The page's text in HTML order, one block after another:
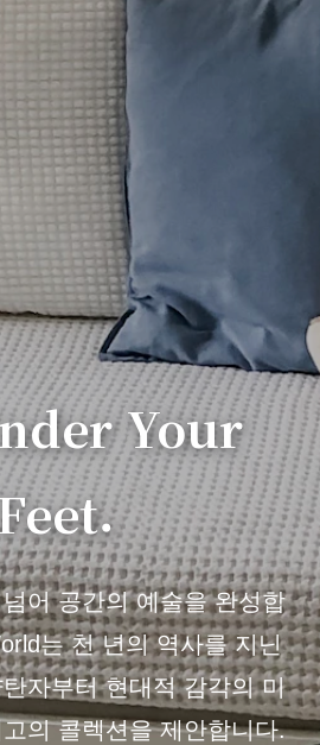
Your
어 공간의 예술을 완성합
는 천 년의 역사를 지닌
자부터 현대적 감각의 미
의 콜렉션을 제안합니다.